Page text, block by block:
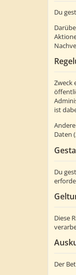
Du
Zweck
ist
Daten
Du
Diese
Der